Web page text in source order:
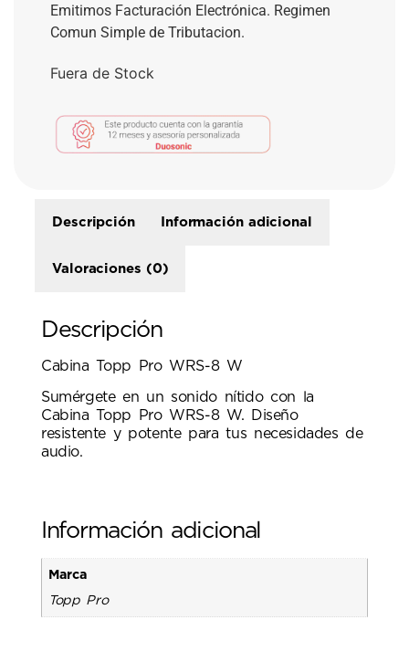
Emitimos Facturación Electrónica. Regimen
Comun Simple de Tributacion.
Fuera de Stock
Descripción Información adicional
Valoraciones (0)
Descripción
Cabina Topp Pro WRS-8 W
Sumérgete en un sonido nítido con la
Cabina Topp Pro WRS-8 W. Diseño
resistente y potente para tus necesidades de
audio.
Información adicional
Marca
Topp Pro